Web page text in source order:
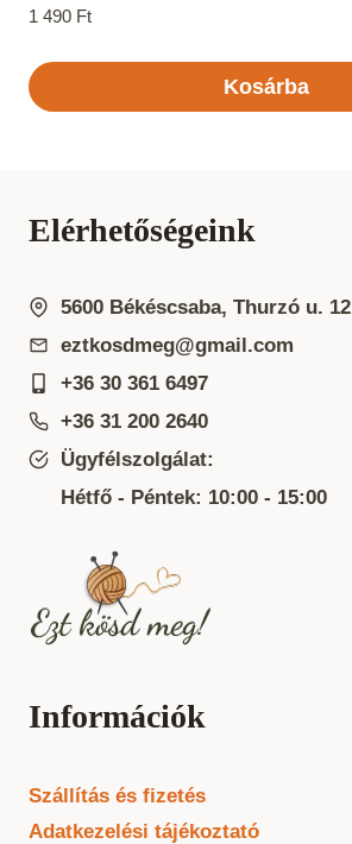
1 490 Ft
Kosárba
Elérhetőségeink
5600 Békéscsaba, Thurzó u. 12
eztkosdmeg@gmail.com
+36 30 361 6497
+36 31 200 2640
Ügyfélszolgálat:
Hétfő - Péntek: 10:00 - 15:00
Információk
Szállítás és fizetés
Adatkezelési tájékoztató